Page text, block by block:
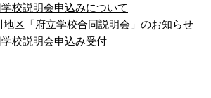
校説明会申込みについて
地区「府立学校合同説明会」のお知らせ
校説明会申込み受付